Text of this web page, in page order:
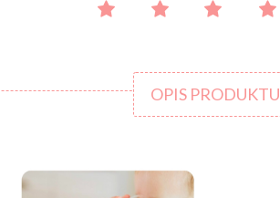
OPIS PRODUKTU